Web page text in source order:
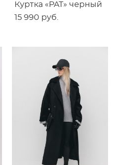
Куртка «PAT» черный
15 990 pуб.